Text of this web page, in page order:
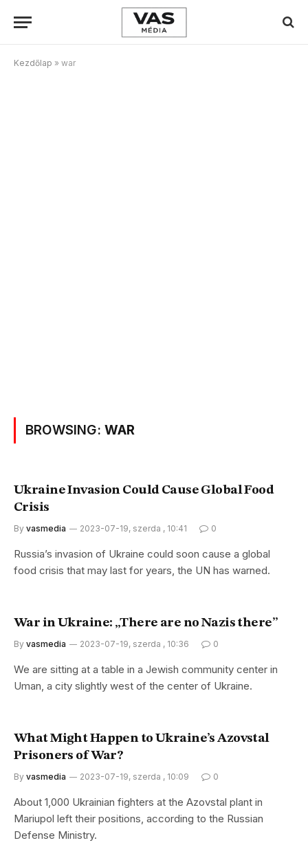
Kezdőlap » war
BROWSING: WAR
Ukraine Invasion Could Cause Global Food
Crisis
By vasmedia 2023-07-19, szerda , 10:41 0
Russia’s invasion of Ukraine could soon cause a global
food crisis that may last for years, the UN has warned.
War in Ukraine: „There are no Nazis there”
By vasmedia 2023-07-19, szerda , 10:36 0
We are sitting at a table in a Jewish community center in
Uman, a city slightly west of the center of Ukraine.
What Might Happen to Ukraine’s Azovstal
Prisoners of War?
By vasmedia 2023-07-19, szerda , 10:09 0
About 1,000 Ukrainian fighters at the Azovstal plant in
Mariupol left their positions, according to the Russian
Defense Ministry.